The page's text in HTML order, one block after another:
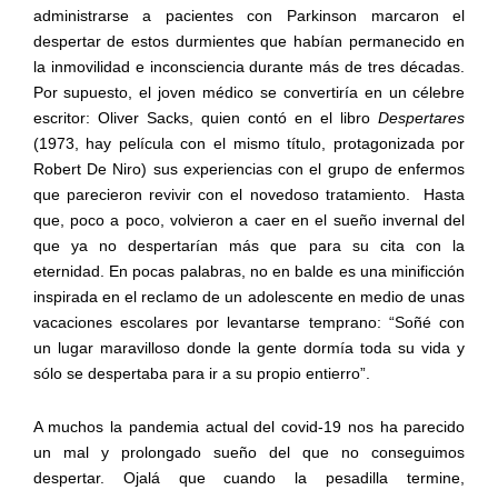
administrarse a pacientes con Parkinson marcaron el
despertar de estos durmientes que habían permanecido en
la inmovilidad e inconsciencia durante más de tres décadas.
Por supuesto, el joven médico se convertiría en un célebre
escritor: Oliver Sacks, quien contó en el libroDespertares
(1973, hay película con el mismo título, protagonizada por
Robert De Niro) sus experiencias con el grupo de enfermos
que parecieron revivir con el novedoso tratamiento.
Hasta
que, poco a poco, volvieron a caer en el sueño invernal del
que ya no despertarían más que para su cita con la
eternidad. En pocas palabras, no en balde es una minificción
inspirada en el reclamo de un adolescente en medio de unas
vacaciones escolares por levantarse temprano: “Soñé con
un lugar maravilloso donde la gente dormía toda su vida y
sólo se despertaba para ir a su propio entierro”.
A muchos la pandemia actual del covid-19 nos ha parecido
un mal y prolongado sueño del que no conseguimos
despertar. Ojalá que cuando la pesadilla termine,